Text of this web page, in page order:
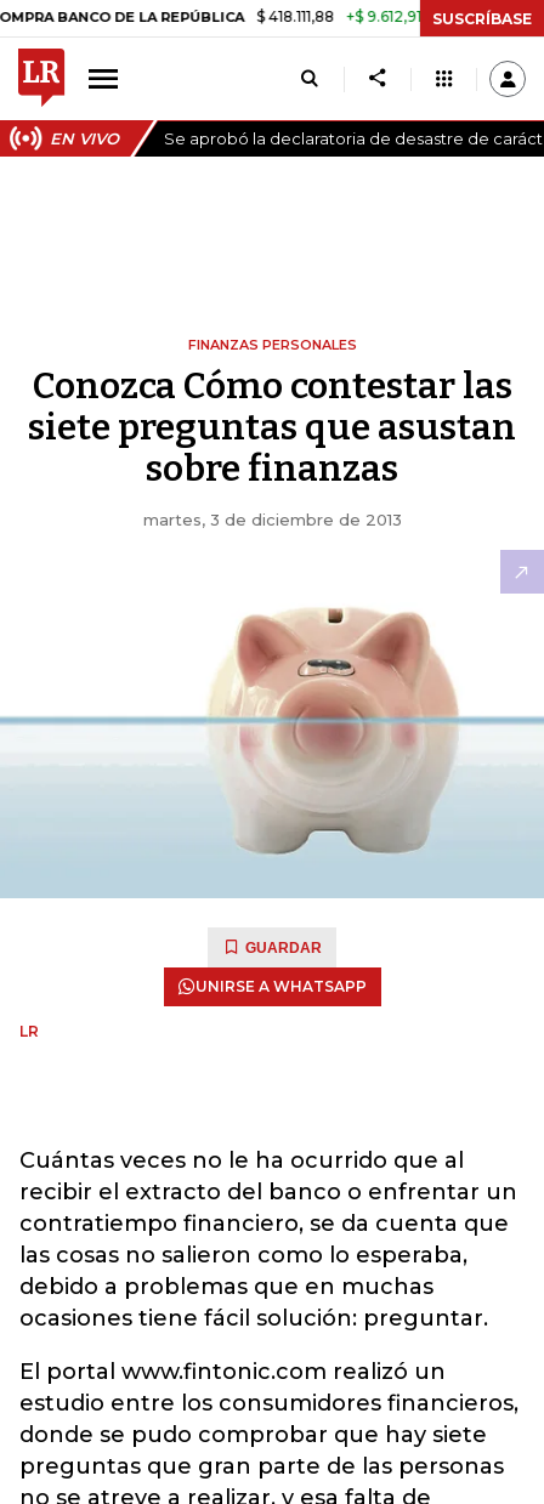
DE LA REPÚBLICA $ 418.111,88 +$ 9.612,91 +2,35% TASA DE
SUSCRÍBASE
EN VIVO Se aprobó la declaratoria de desastre de
FINANZAS PERSONALES
Conozca Cómo contestar las
siete preguntas que asustan
sobre finanzas
martes, 3 de diciembre de 2013
GUARDAR
UNIRSE A WHATSAPP
LR
Cuántas veces no le ha ocurrido que al
recibir el extracto del banco o enfrentar un
contratiempo financiero, se da cuenta que
las cosas no salieron como lo esperaba,
debido a problemas que en muchas
ocasiones tiene fácil solución: preguntar.
El portal www.fintonic.com realizó un
estudio entre los consumidores financieros,
donde se pudo comprobar que hay siete
preguntas que gran parte de las personas
no se atreve a realizar, y esa falta de